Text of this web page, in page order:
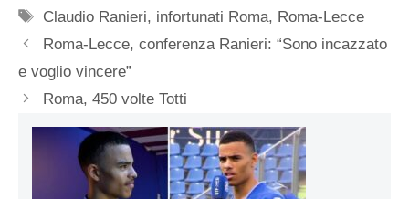
Tag
Claudio Ranieri, infortunati Roma, Roma-Lecce
Roma-Lecce, conferenza Ranieri: “Sono incazzato
e voglio vincere”
Roma, 450 volte Totti